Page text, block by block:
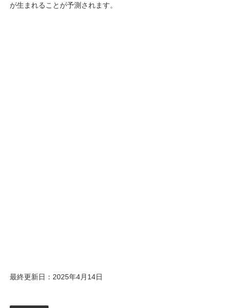
が生まれることが予測されます。
最終更新日：2025年4月14日